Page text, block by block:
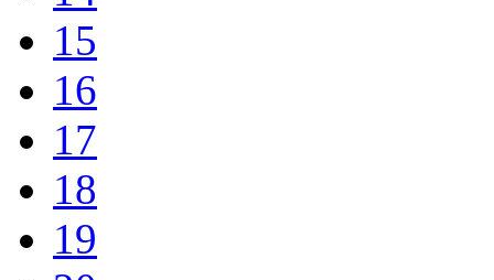
15
16
17
18
19